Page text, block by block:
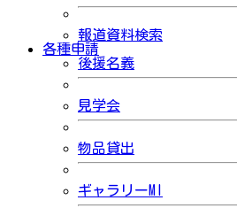
報道資料検索
各種申請
後援名義
見学会
物品貸出
ギャラリーMI